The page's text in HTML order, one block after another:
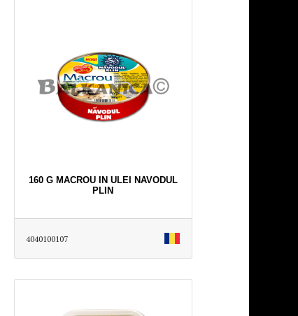
160 G MACROU IN ULEI NAVODUL
PLIN
4040100107